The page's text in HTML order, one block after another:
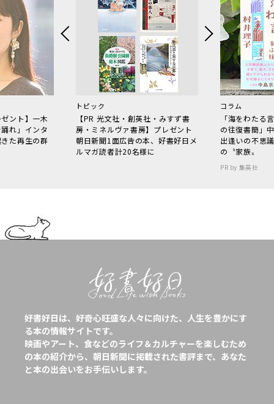
ント】一木
れ」インタ
た再生の群
トピック
【PR 光文社・創英社・みすず書
房・ミネルヴァ書房】プレゼント
朝日新聞1面広告の本、好書好日メ
ルマガ読者計20名様に
コラム
「海をわた
の往復書簡」
出逢いの不思
の〝家族〟
PR by 集英社
好書好日は、好奇心旺盛な人々に向けた、人生を豊かにす
る本の情報サイトです。
映画やアート、食などのライフ＆カルチャーを楽しむため
の本の紹介から、朝日新聞に掲載された書評まで、あなた
と本の出会いをお手伝いします。